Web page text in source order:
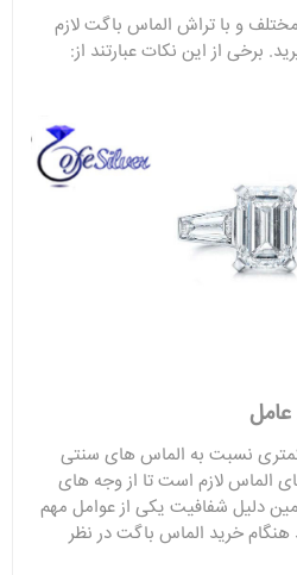
و با تراش الماس باگت لازم
برخی از این نکات عبارتند از:
نسبت به الماس های سنتی
الماس لازم است تا از وجه های
دلیل شفافیت یکی از عوامل مهم
خرید الماس باگت در نظر